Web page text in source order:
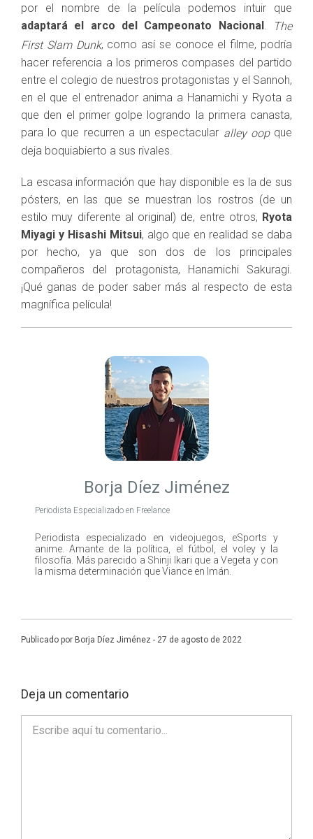
por el nombre de la película podemos intuir que
adaptará el arco del Campeonato Nacional .
The
First Slam Dunk, como así se conoce el filme, podría
hacer referencia a los primeros compases del partido
entre el colegio de nuestros protagonistas y el Sannoh,
en el que el entrenador anima a Hanamichi y Ryota a
que den el primer golpe logrando la primera canasta,
para lo que recurren a un espectacular alley oopque
deja boquiabierto a sus rivales.
La escasa información que hay disponible es la de sus
pósters, en las que se muestran los rostros (de un
estilo muy diferente al original) de, entre otros, Ryota
Miyagi y Hisashi Mitsui, algo que en realidad se daba
por hecho, ya que son dos de los principales
compañeros del protagonista, Hanamichi Sakuragi.
¡Qué ganas de poder saber más al respecto de esta
magnífica película!
Borja Díez Jiménez
Periodista Especializado en Freelance
Periodista especializado en videojuegos, eSports y
anime. Amante de la política, el fútbol, el voley y la
filosofía. Más parecido a Shinji Ikari que a Vegeta y con
la misma determinación que Viance en Imán.
Publicado por Borja Díez Jiménez - 27 de agosto de 2022
Deja un comentario